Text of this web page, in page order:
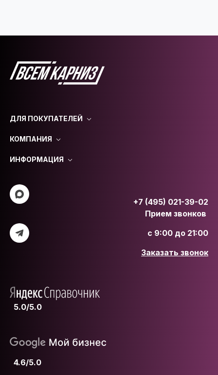
ДЛЯ ПОКУПАТЕЛЕЙ
КОМПАНИЯ
ИНФОРМАЦИЯ
+7 (495) 021-39-02
Прием звонков
с 9:00 до 21:00
Заказать звонок
5.0/5.0
4.6/5.0